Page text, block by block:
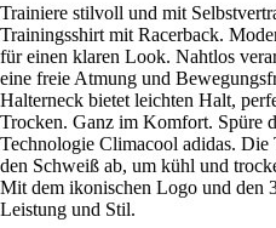
Trainiere stilvoll und mit
Trainingsshirt mit Racerback.
für einen klaren Look. Nahtlos
eine freie Atmung und
Halterneck bietet leichten Halt,
Trocken. Ganz im Komfort. Spüre
Technologie Climacool adidas.
den Schweiß ab, um kühl und
Mit dem ikonischen Logo und den
Leistung und Stil.